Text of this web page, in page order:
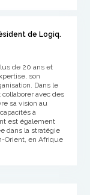
de Logiq.
de 20 ans et
son
Dans le
avec des
sa vision au
à
est également
dans la stratégie
Orient, en Afrique